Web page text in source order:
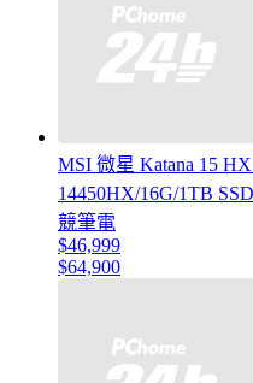
MSI 微星 Katana 15
14450HX/16G/1TB
競筆電
$46,999
$64,900